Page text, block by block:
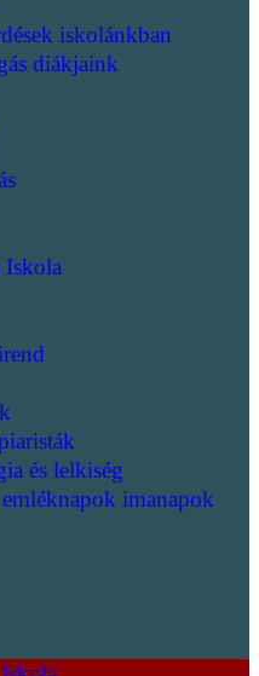
iskolánkban
diákjaink
Iskola
és lelkiség
imanapok